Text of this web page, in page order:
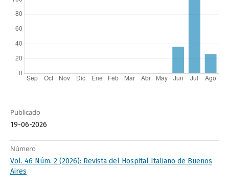
Publicado
19-06-2026
Número
Vol. 46 Núm. 2 (2026): Revista del Hospital Italiano de Buenos
Aires